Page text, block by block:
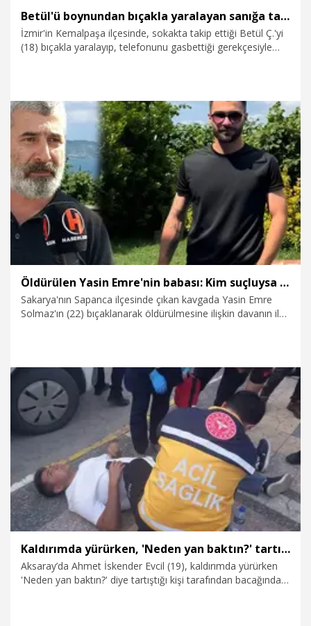
Betül'ü boynundan bıçakla yaralayan sanığa tahliye kararı
İzmir'in Kemalpaşa ilçesinde, sokakta takip ettiği Betül Ç.'yi
(18) bıçakla yaralayıp, telefonunu gasbettiği gerekçesiyle
karar verildi.
9.07.2026 Foto Galeri
Öldürülen Yasin Emre'nin babası: Kim suçluysa cezasını çekecek
Sakarya'nın Sapanca ilçesinde çıkan kavgada Yasin Emre
Solmaz'ın (22) bıçaklanarak öldürülmesine ilişkin davanın ilk
başına gelecek hareketlerdir. Bu işin peşini bırakmayacağız.
Kim suçluysa cezasını çekecek" dedi.
23.06.2026
Kaldırımda yürürken, 'Neden yan baktın?' tartışmasında bıçakla yaralandı
Aksaray’da Ahmet İskender Evcil (19), kaldırımda yürürken
'Neden yan baktın?' diye tartıştığı kişi tarafından bacağından